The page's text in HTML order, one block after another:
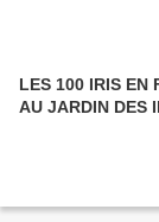
LES 100 IRIS EN
AU JARDIN DES